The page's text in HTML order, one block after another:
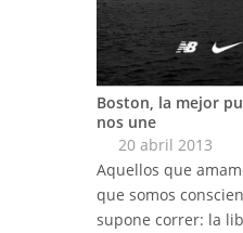
Boston, la mejor
nos une
20 abril 2013
Aquellos que
que somos
supone correr: la